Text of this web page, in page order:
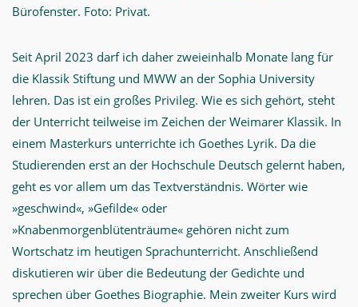
Bürofenster. Foto: Privat.
Seit April 2023 darf ich daher zweieinhalb Monate lang für
die Klassik Stiftung und MWW an der Sophia University
lehren. Das ist ein großes Privileg. Wie es sich gehört, steht
der Unterricht teilweise im Zeichen der Weimarer Klassik. In
einem Masterkurs unterrichte ich Goethes Lyrik. Da die
Studierenden erst an der Hochschule Deutsch gelernt haben,
geht es vor allem um das Textverständnis. Wörter wie
»geschwind«, »Gefilde« oder
»Knabenmorgenblütenträume« gehören nicht zum
Wortschatz im heutigen Sprachunterricht. Anschließend
diskutieren wir über die Bedeutung der Gedichte und
sprechen über Goethes Biographie. Mein zweiter Kurs wird